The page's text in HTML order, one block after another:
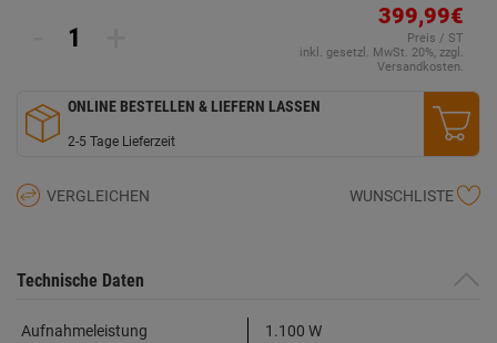
399,99€
Preis / ST
inkl. gesetzl. MwSt. 20%, zzgl.
Versandkosten.
ONLINE BESTELLEN & LIEFERN LASSEN
2-5 Tage Lieferzeit
VERGLEICHEN WUNSCHLISTE
Technische Daten
Aufnahmeleistung
1.100 W